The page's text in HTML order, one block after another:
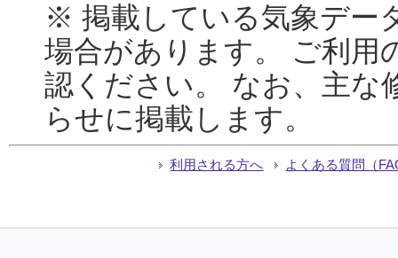
※ 掲載している気象デー
場合があります。 ご利用
認ください。 なお、主な
らせに掲載します。
利用される方へ よくある質問（